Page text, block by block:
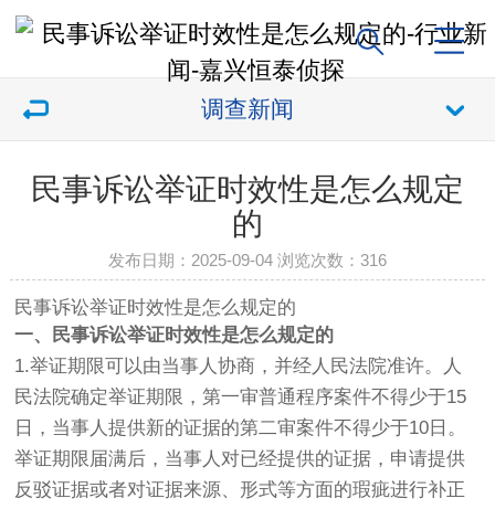
调查新闻
民事诉讼举证时效性是怎么规定
的
发布日期：2025-09-04 浏览次数： 316
民事诉讼举证时效性是怎么规定的
一、民事诉讼举证时效性是怎么规定的
1.举证期限可以由当事人协商，并经人民法院准许。人
民法院确定举证期限，第一审普通程序案件不得少于15
日，当事人提供新的证据的第二审案件不得少于10日。
举证期限届满后，当事人对已经提供的证据，申请提供
反驳证据或者对证据来源、形式等方面的瑕疵进行补正